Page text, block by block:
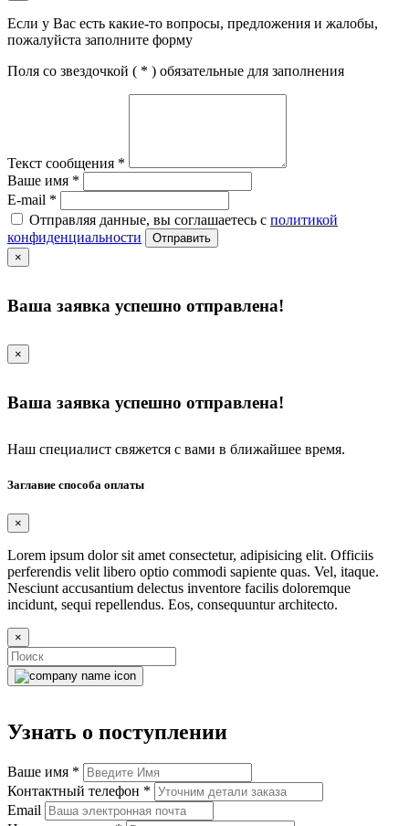
Если у Вас есть какие-то вопросы, предложения и жалобы,
пожалуйста заполните форму
Поля со звездочкой ( * ) обязательные для заполнения
Текст сообщения *
Ваше имя *
E-mail *
Отправляя данные, вы соглашаетесь с политикой
конфиденциальности
Отправить
×
Ваша заявка успешно отправлена!
×
Ваша заявка успешно отправлена!
Наш специалист свяжется с вами в ближайшее время.
Заглавие способа оплаты
×
Lorem ipsum dolor sit amet consectetur, adipisicing elit. Officiis
perferendis velit libero optio commodi sapiente quas. Vel, itaque.
Nesciunt accusantium delectus inventore facilis doloremque
incidunt, sequi repellendus. Eos, consequuntur architecto.
×
Узнать о поступлении
Ваше имя *
Контактный телефон *
Email